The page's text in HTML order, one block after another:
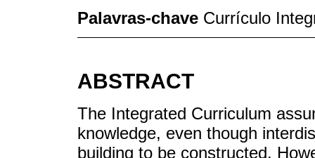
Palavras-chave Currículo
ABSTRACT
The Integrated Curriculum
knowledge, even though
building to be constructed.